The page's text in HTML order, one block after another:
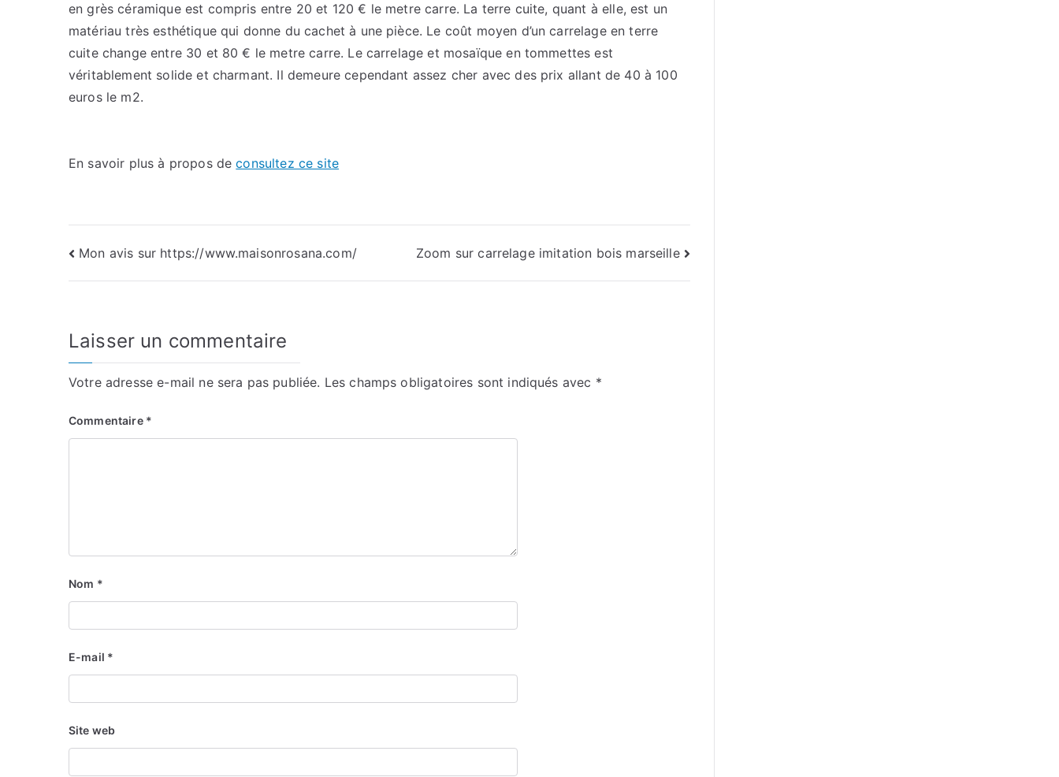
en grès céramique est compris entre 20 et 120 € le metre carre. La terre cuite, quant à elle, est un
matériau très esthétique qui donne du cachet à une pièce. Le coût moyen d’un carrelage en terre
cuite change entre 30 et 80 € le metre carre. Le carrelage et mosaïque en tommettes est
véritablement solide et charmant. Il demeure cependant assez cher avec des prix allant de 40 à 100
euros le m2.
En savoir plus à propos deconsultez ce site
Navigation
de
Mon avis sur https://www.maisonrosana.com/ Zoom sur carrelage imitation bois marseille
Laisser un commentaire
Votre adresse e-mail ne sera pas publiée. Les champs obligatoires sont indiqués avec *
Commentaire *
Nom *
E-mail *
Site web